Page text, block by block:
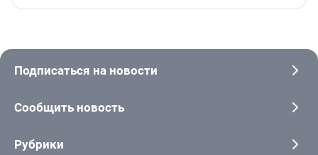
Подписаться на новости
Сообщить новость
Рубрики